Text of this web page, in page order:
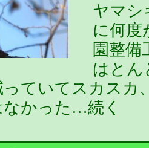
ヤマシ
に何度
園整備
はと
ていてスカスカ
かった…続く